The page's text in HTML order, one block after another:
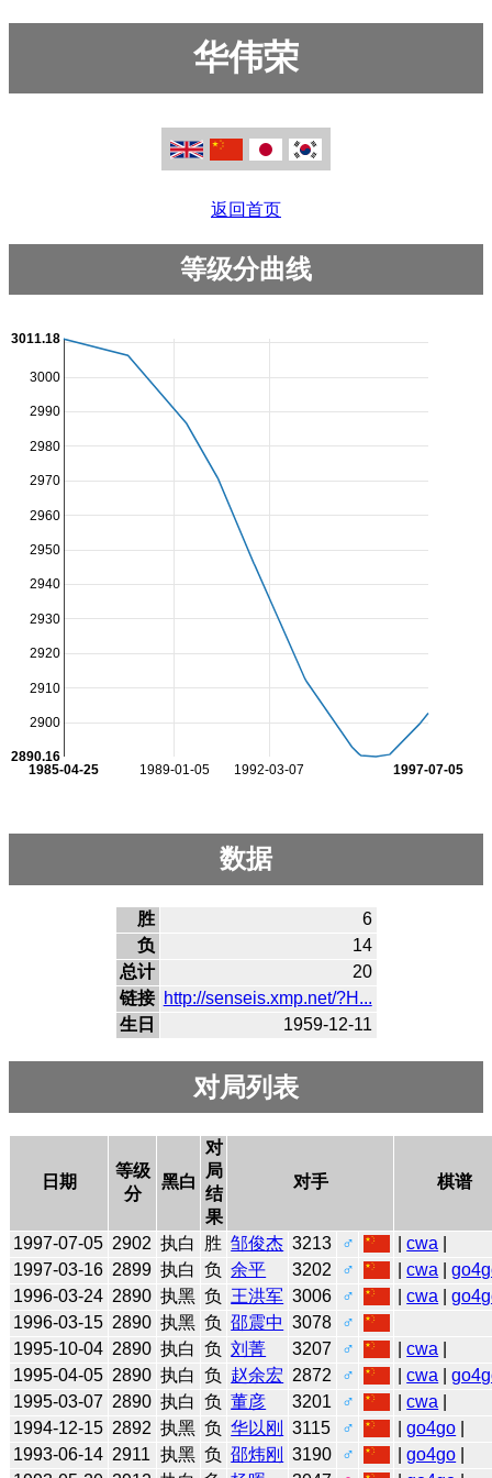
华伟荣
返回首页
等级分曲线
1989-01-05 1992-03-07
1985-04-25 1997-07-05
2900
2910
2920
2930
2940
2950
2960
2970
2980
2990
3000
2890.16
3011.18
数据
胜
6
负
14
总计
20
链接 http://senseis.xmp.net/?H...
生日
1959-12-11
对局列表
日期
等级
分
黑白
对
局
结
果
对手 棋谱
1997-07-05 2902 执白 胜 邹俊杰 3213 ♂ |cwa
1997-03-16 2899 执白 负 余平 3202 ♂ |cwa |
1996-03-24 2890 执黑 负 王洪军 3006 ♂ |cwa |
1996-03-15 2890 执黑 负 邵震中 3078
♂
1995-10-04 2890 执白 负 刘菁 3207 ♂ |cwa
1995-04-05 2890 执白 负 赵余宏 2872 ♂ |cwa |
1995-03-07 2890 执白 负 董彦 3201 ♂ |cwa
1994-12-15 2892 执黑 负 华以刚 3115 ♂ |go4go
1993-06-14 2911 执黑 负 邵炜刚 3190 ♂ |go4go